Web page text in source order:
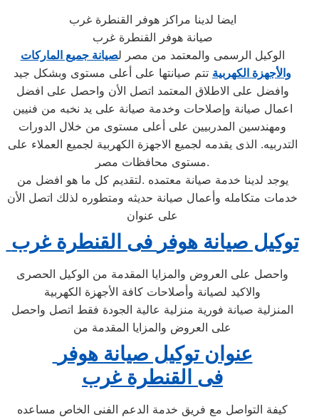
ايضا لدينا مراكز هوفر القنطرة غرب
صيانة هوفر القنطرة غرب
الوكيل الرسمى والمعتمد من مصر لصيانة جميع الماركات
والأجهزة الكهربية تتم صيانتها على أعلى مستوى وبشكل جيد
وافضل على الاطلاق المعتمد اتصل الأن واحصل على افضل
اعمال صيانة وإصلاحات وخدمة صيانة على يد نخبه من فنيين
ومهندسين المدربيين على أعلى مستوى من خلال الدورات
التدربيه. الذى يقدمه لجميع الاجهزة الكهربية لجميع العملاء على
مستوى محافظات مصر.
يوجد لدينا خدمة صيانة معتمده .لتقديم كل ما هو افضل من
خدمات متكامله وأعمال صيانة حديثه ومتطوره لذلك اتصل الأن
على عنوان
توكيل صيانة هوفر فى القنطرة غرب
واحصل على العروض والمزايا المقدمة من الوكيل الحصرى
والاكيد لصيانة وأصلاحات كافة الأجهزة الكهربية
المنزلية صيانة فورية منزلية عالية الجودة فقط اتصل واحصل
على العروض والمزايا المقدمة من
عنوان توكيل صيانة هوفر
فى القنطرة غرب
كيفة التواصل مع فريق خدمة الدعم الفنى الخاص مساعده